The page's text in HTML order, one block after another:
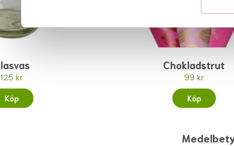
125 kr
Köp
Chokladstrut
99 kr
Köp